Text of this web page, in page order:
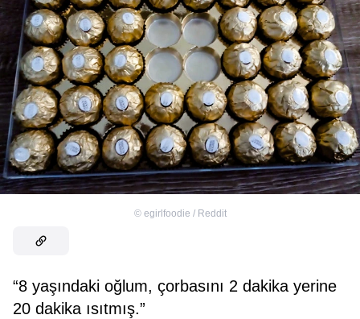
© egirlfoodie / Reddit
“8 yaşındaki oğlum, çorbasını 2 dakika yerine
20 dakika ısıtmış.”